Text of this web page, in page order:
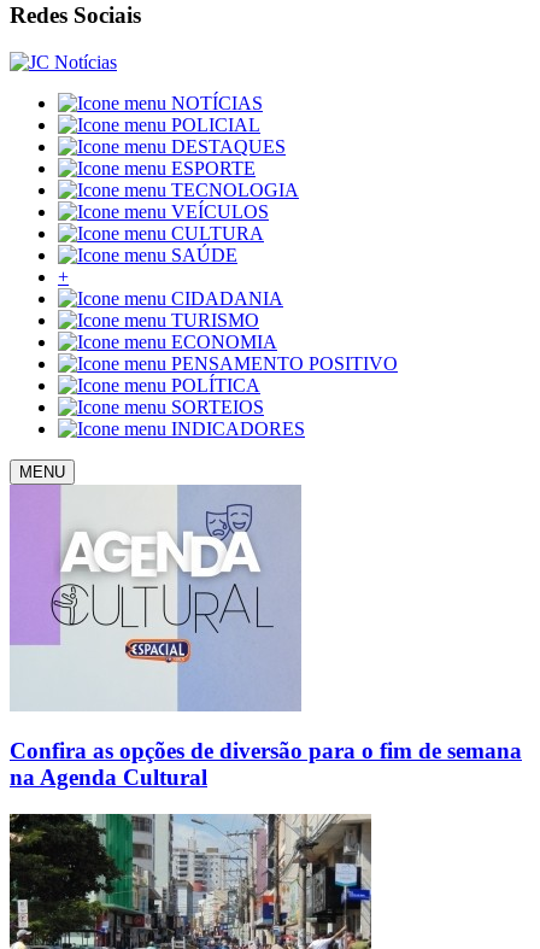
Redes Sociais
NOTÍCIAS
POLICIAL
DESTAQUES
ESPORTE
TECNOLOGIA
VEÍCULOS
CULTURA
SAÚDE
+
CIDADANIA
TURISMO
ECONOMIA
PENSAMENTO POSITIVO
POLÍTICA
SORTEIOS
INDICADORES
MENU
Confira as opções de diversão para o fim de semana
na Agenda Cultural